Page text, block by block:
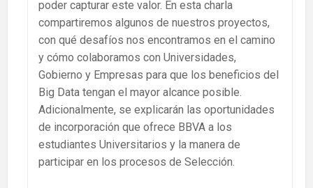
poder capturar este valor. En esta charla
compartiremos algunos de nuestros proyectos,
con qué desafíos nos encontramos en el camino
y cómo colaboramos con Universidades,
Gobierno y Empresas para que los beneficios del
Big Data tengan el mayor alcance posible.
Adicionalmente, se explicarán las oportunidades
de incorporación que ofrece BBVA a los
estudiantes Universitarios y la manera de
participar en los procesos de Selección.